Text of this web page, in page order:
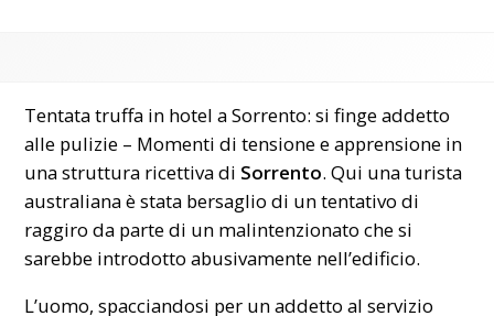
Tentata truffa in hotel a Sorrento: si finge addetto
alle pulizie – Momenti di tensione e apprensione in
una struttura ricettiva di Sorrento. Qui una turista
australiana è stata bersaglio di un tentativo di
raggiro da parte di un malintenzionato che si
sarebbe introdotto abusivamente nell’edificio.
L’uomo, spacciandosi per un addetto al servizio